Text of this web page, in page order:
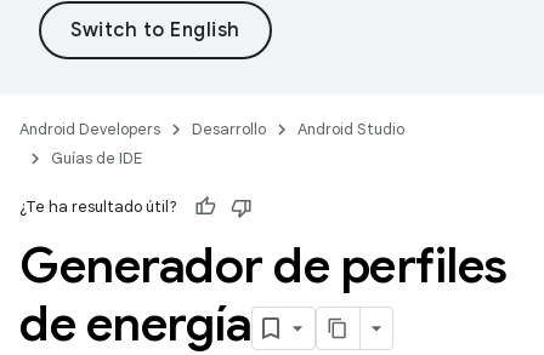
Android Developers Desarrollo
Android Studio
Guías de IDE
¿Te ha resultado útil?
Generador de perfiles
de energía